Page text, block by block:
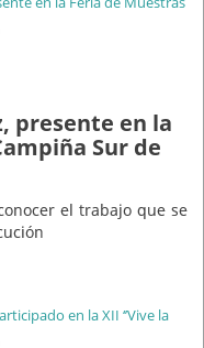
presente en la
Sur de
el trabajo que se